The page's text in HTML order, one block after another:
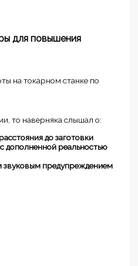
для повышения
то наверняка слышал о:
до заготовки
дополненной реальностью
звуковым предупреждением